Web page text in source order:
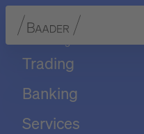
Trading
Banking
Services